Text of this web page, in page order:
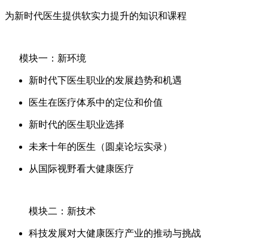
为新时代医生提供软实力提升的知识和课程
模块一：新环境
新时代下医生职业的发展趋势和机遇
医生在医疗体系中的定位和价值
新时代的医生职业选择
未来十年的医生（圆桌论坛实录）
从国际视野看大健康医疗
模块二：新技术
科技发展对大健康医疗产业的推动与挑战